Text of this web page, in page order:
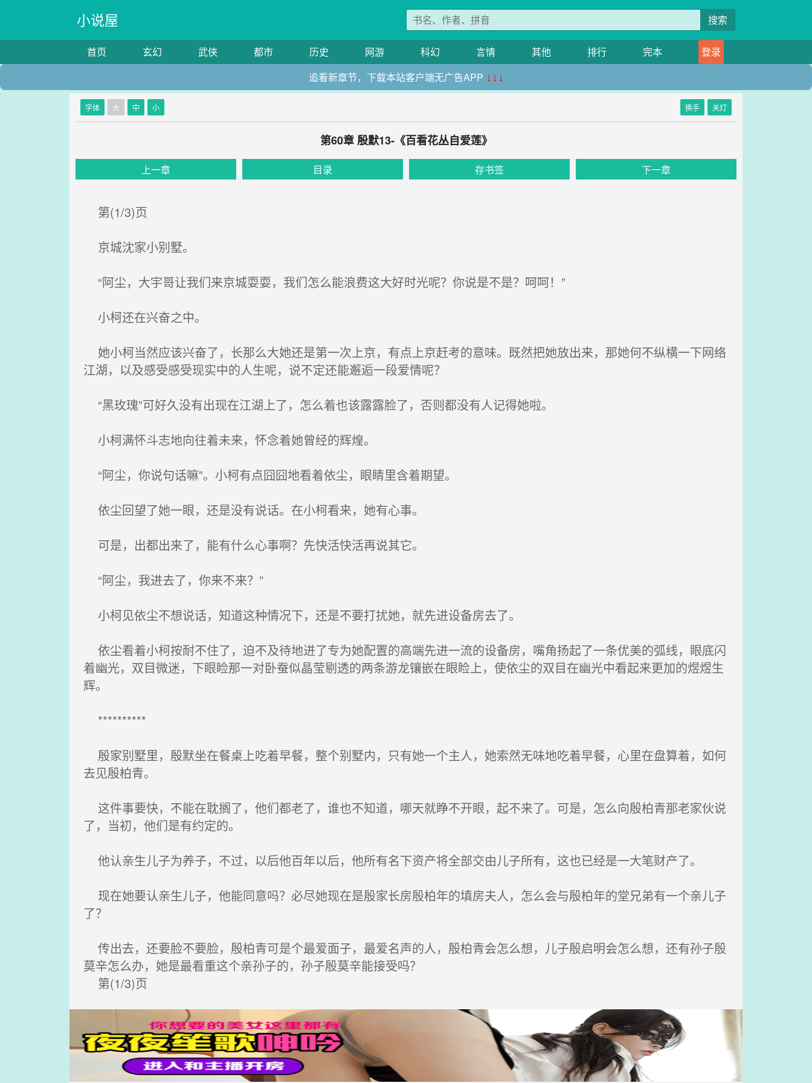
小说屋 搜索
首页 玄幻 武侠 都市 历史 网游 科幻 言情 其他 排行 完本
登录
追看新章节，下载本站客户端无广告APP ↓↓↓
字体 大 中 小 换手 关灯
第60章 殷默13-《百看花丛自爱莲》
上一章 目录 存书签 下一章
第(1/3)页
京城沈家小别墅。
“阿尘，大宇哥让我们来京城耍耍，我们怎么能浪费这大好时光呢？你说是不是？呵呵！”
小柯还在兴奋之中。
她小柯当然应该兴奋了，长那么大她还是第一次上京，有点上京赶考的意味。既然把她放出来，那她何不纵横一下网络
江湖，以及感受感受现实中的人生呢，说不定还能邂逅一段爱情呢？
“黑玫瑰”可好久没有出现在江湖上了，怎么着也该露露脸了，否则都没有人记得她啦。
小柯满怀斗志地向往着未来，怀念着她曾经的辉煌。
“阿尘，你说句话嘛”。小柯有点囧囧地看着依尘，眼睛里含着期望。
依尘回望了她一眼，还是没有说话。在小柯看来，她有心事。
可是，出都出来了，能有什么心事啊？先快活快活再说其它。
“阿尘，我进去了，你来不来？”
小柯见依尘不想说话，知道这种情况下，还是不要打扰她，就先进设备房去了。
依尘看着小柯按耐不住了，迫不及待地进了专为她配置的高端先进一流的设备房，嘴角扬起了一条优美的弧线，眼底闪
着幽光，双目微迷，下眼睑那一对卧蚕似晶莹剔透的两条游龙镶嵌在眼睑上，使依尘的双目在幽光中看起来更加的煜煜生
辉。
**********
殷家别墅里，殷默坐在餐桌上吃着早餐，整个别墅内，只有她一个主人，她索然无味地吃着早餐，心里在盘算着，如何
去见殷柏青。
这件事要快，不能在耽搁了，他们都老了，谁也不知道，哪天就睁不开眼，起不来了。可是，怎么向殷柏青那老家伙说
了，当初，他们是有约定的。
他认亲生儿子为养子，不过，以后他百年以后，他所有名下资产将全部交由儿子所有，这也已经是一大笔财产了。
现在她要认亲生儿子，他能同意吗？必尽她现在是殷家长房殷柏年的填房夫人，怎么会与殷柏年的堂兄弟有一个亲儿子
了？
传出去，还要脸不要脸，殷柏青可是个最爱面子，最爱名声的人，殷柏青会怎么想，儿子殷启明会怎么想，还有孙子殷
莫辛怎么办，她是最看重这个亲孙子的，孙子殷莫辛能接受吗？
第(1/3)页